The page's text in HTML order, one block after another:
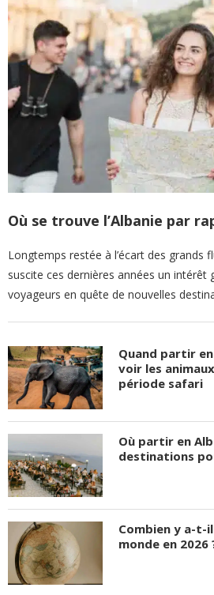
Où se trouve l’Albanie par
Longtemps restée à l’écart des grands
suscite ces dernières années un intérêt
voyageurs en quête de nouvelles
Quand partir
voir les
période safari
Où partir en
destinations
Combien y a-t-
monde en 2026